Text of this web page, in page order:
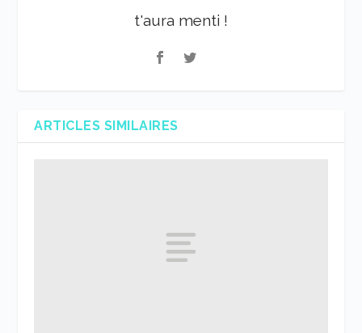
t'aura menti !
ARTICLES SIMILAIRES